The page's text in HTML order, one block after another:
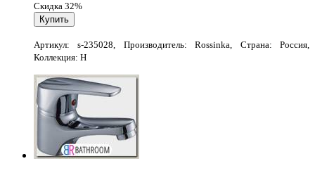
Скидка 32%
Артикул: s-235028, Производитель: Rossinka, Страна: Россия,
Коллекция: H